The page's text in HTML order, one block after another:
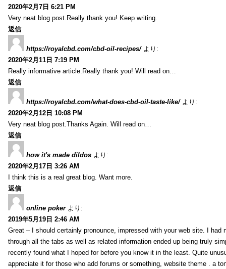
2020年2月7日 6:21 PM
Very neat blog post.Really thank you! Keep writing.
返信
https://royalcbd.com/cbd-oil-recipes/ より:
2020年2月11日 7:19 PM
Really informative article.Really thank you! Will read on…
返信
https://royalcbd.com/what-does-cbd-oil-taste-like/ より:
2020年2月12日 10:08 PM
Very neat blog post.Thanks Again. Will read on…
返信
how it's made dildos より:
2020年2月17日 3:26 AM
I think this is a real great blog. Want more.
返信
online poker より:
2019年5月19日 2:46 AM
Great – I should certainly pronounce, impressed with your web site. I had
through all the tabs as well as related information ended up being truly
recently found what I hoped for before you know it in the least. Quite
appreciate it for those who add forums or something, website theme . a